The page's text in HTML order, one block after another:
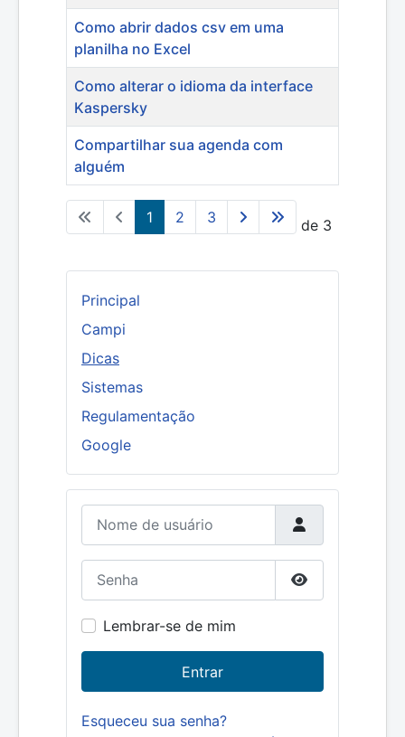
Principal
Campi
Dicas
Sistemas
Regulamentação
Google
Nome de usuário
Mostrar senha
Lembrar-se de mim
Entrar
Esqueceu sua senha?
Como abrir dados csv em uma
planilha no Excel
Como alterar o idioma da interface
Kaspersky
Compartilhar sua agenda com
alguém
Página 1 de 3
1 2 3